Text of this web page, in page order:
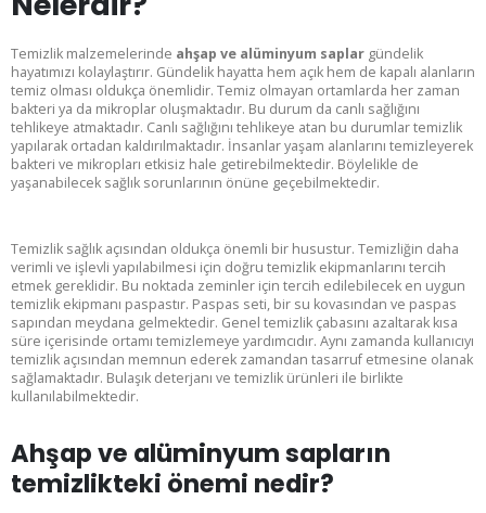
Kurumsal Üye Ol
%30'a
varan indirimlerden yararlan.
Bu ekranı bir daha gösterme
Temizlik malzemelerinde ahşap ve alüminyum saplar gündelik
hayatımızı kolaylaştırır. Gündelik hayatta hem açık hem de kapalı alanların
temiz olması oldukça önemlidir. Temiz olmayan ortamlarda her zaman
bakteri ya da mikroplar oluşmaktadır. Bu durum da canlı sağlığını
tehlikeye atmaktadır. Canlı sağlığını tehlikeye atan bu durumlar temizlik
yapılarak ortadan kaldırılmaktadır. İnsanlar yaşam alanlarını temizleyerek
bakteri ve mikropları etkisiz hale getirebilmektedir. Böylelikle de
yaşanabilecek sağlık sorunlarının önüne geçebilmektedir.
Temizlik sağlık açısından oldukça önemli bir husustur. Temizliğin daha
verimli ve işlevli yapılabilmesi için doğru temizlik ekipmanlarını tercih
etmek gereklidir. Bu noktada zeminler için tercih edilebilecek en uygun
temizlik ekipmanı paspastır. Paspas seti, bir su kovasından ve paspas
sapından meydana gelmektedir. Genel temizlik çabasını azaltarak kısa
süre içerisinde ortamı temizlemeye yardımcıdır. Aynı zamanda kullanıcıyı
temizlik açısından memnun ederek zamandan tasarruf etmesine olanak
sağlamaktadır. Bulaşık deterjanı ve temizlik ürünleri ile birlikte
kullanılabilmektedir.
Ahşap ve alüminyum sapların
temizlikteki önemi nedir?